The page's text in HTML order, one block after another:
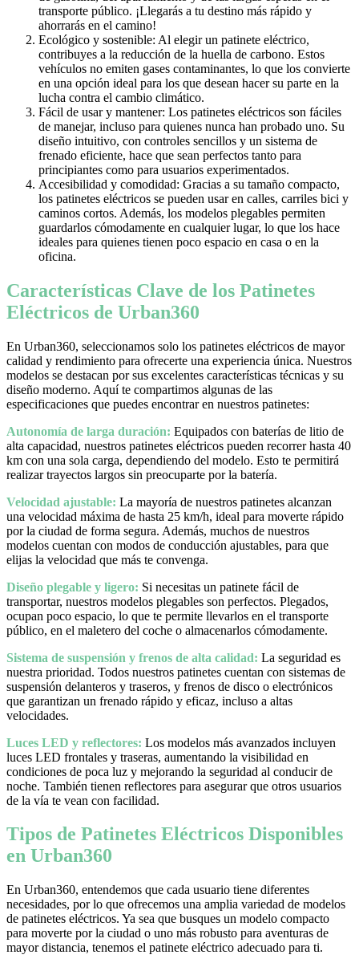
transporte público. ¡Llegarás a tu destino más rápido y
ahorrarás en el camino!
Ecológico y sostenible: Al elegir un patinete eléctrico,
contribuyes a la reducción de la huella de carbono. Estos
vehículos no emiten gases contaminantes, lo que los convierte
en una opción ideal para los que desean hacer su parte en la
lucha contra el cambio climático.
Fácil de usar y mantener: Los patinetes eléctricos son fáciles
de manejar, incluso para quienes nunca han probado uno. Su
diseño intuitivo, con controles sencillos y un sistema de
frenado eficiente, hace que sean perfectos tanto para
principiantes como para usuarios experimentados.
Accesibilidad y comodidad: Gracias a su tamaño compacto,
los patinetes eléctricos se pueden usar en calles, carriles bici y
caminos cortos. Además, los modelos plegables permiten
guardarlos cómodamente en cualquier lugar, lo que los hace
ideales para quienes tienen poco espacio en casa o en la
oficina.
Características Clave de los Patinetes
Eléctricos de Urban360
En Urban360, seleccionamos solo los patinetes eléctricos de mayor
calidad y rendimiento para ofrecerte una experiencia única. Nuestros
modelos se destacan por sus excelentes características técnicas y su
diseño moderno. Aquí te compartimos algunas de las
especificaciones que puedes encontrar en nuestros patinetes:
Autonomía de larga duración: Equipados con baterías de litio de
alta capacidad, nuestros patinetes eléctricos pueden recorrer hasta 40
km con una sola carga, dependiendo del modelo. Esto te permitirá
realizar trayectos largos sin preocuparte por la batería.
Velocidad ajustable: La mayoría de nuestros patinetes alcanzan
una velocidad máxima de hasta 25 km/h, ideal para moverte rápido
por la ciudad de forma segura. Además, muchos de nuestros
modelos cuentan con modos de conducción ajustables, para que
elijas la velocidad que más te convenga.
Diseño plegable y ligero: Si necesitas un patinete fácil de
transportar, nuestros modelos plegables son perfectos. Plegados,
ocupan poco espacio, lo que te permite llevarlos en el transporte
público, en el maletero del coche o almacenarlos cómodamente.
Sistema de suspensión y frenos de alta calidad: La seguridad es
nuestra prioridad. Todos nuestros patinetes cuentan con sistemas de
suspensión delanteros y traseros, y frenos de disco o electrónicos
que garantizan un frenado rápido y eficaz, incluso a altas
velocidades.
Luces LED y reflectores: Los modelos más avanzados incluyen
luces LED frontales y traseras, aumentando la visibilidad en
condiciones de poca luz y mejorando la seguridad al conducir de
noche. También tienen reflectores para asegurar que otros usuarios
de la vía te vean con facilidad.
Tipos de Patinetes Eléctricos Disponibles
en Urban360
En Urban360, entendemos que cada usuario tiene diferentes
necesidades, por lo que ofrecemos una amplia variedad de modelos
de patinetes eléctricos. Ya sea que busques un modelo compacto
para moverte por la ciudad o uno más robusto para aventuras de
mayor distancia, tenemos el patinete eléctrico adecuado para ti.